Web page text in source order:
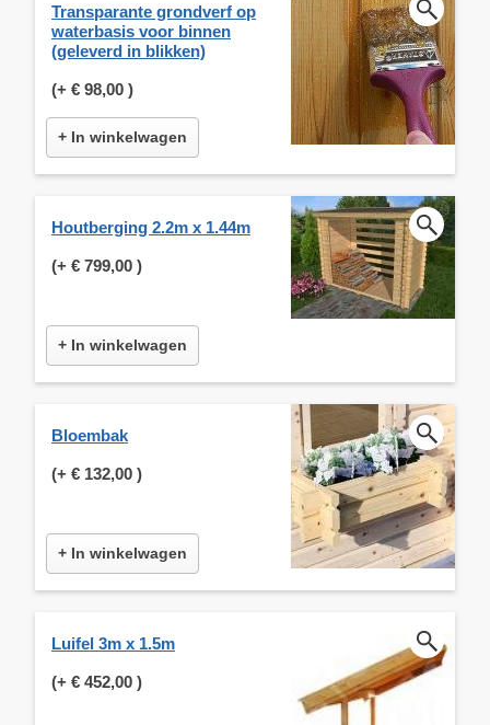
Transparante grondverf op
waterbasis voor binnen
(geleverd in blikken)
(+ € 98,00 )
+ In winkelwagen
Houtberging 2.2m x 1.44m
(+ € 799,00 )
+ In winkelwagen
Bloembak
(+ € 132,00 )
+ In winkelwagen
Luifel 3m x 1.5m
(+ € 452,00 )